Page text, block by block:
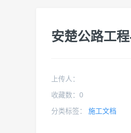
安楚公路工
上传人：
收藏数： 0
分类标签： 施工文档